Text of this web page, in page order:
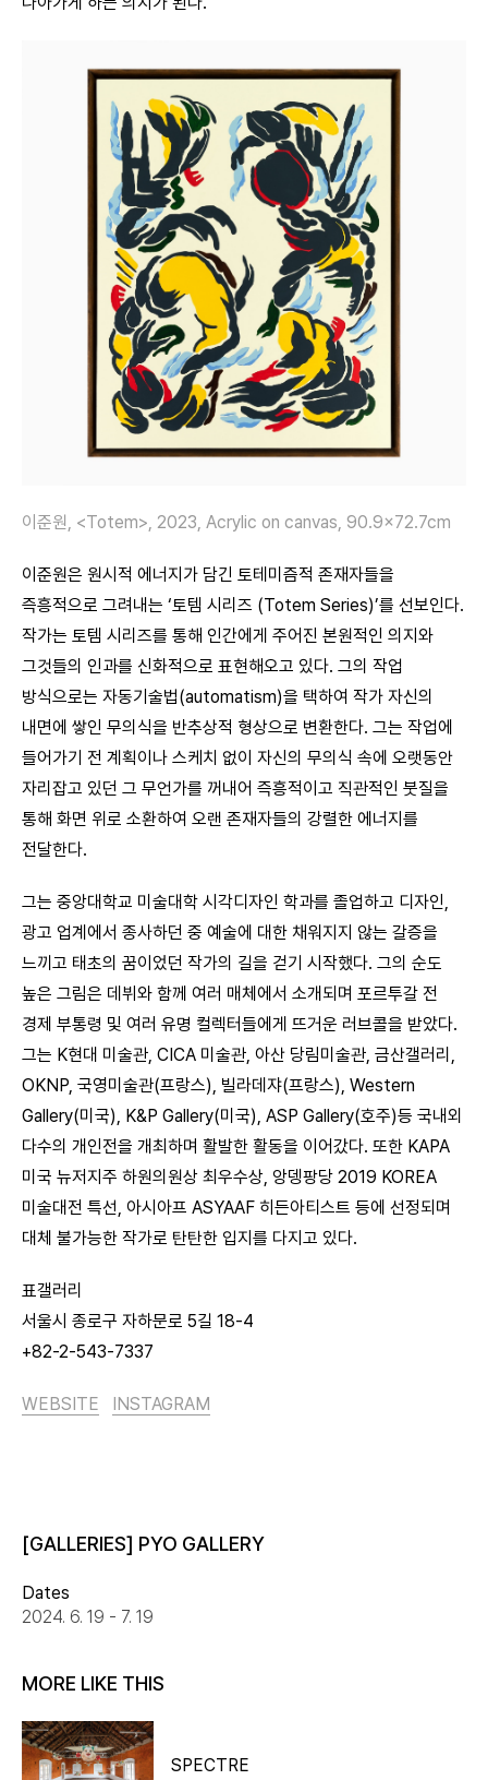
이준원, <Totem>, 2023, Acrylic on canvas, 90.9×72.7cm
이준원은 원시적 에너지가 담긴 토테미즘적 존재자들을
즉흥적으로 그려내는 ‘토템 시리즈 (Totem Series)’를 선보인다.
작가는 토템 시리즈를 통해 인간에게 주어진 본원적인 의지와
그것들의 인과를 신화적으로 표현해오고 있다. 그의 작업
방식으로는 자동기술법(automatism)을 택하여 작가 자신의
내면에 쌓인 무의식을 반추상적 형상으로 변환한다. 그는 작업에
들어가기 전 계획이나 스케치 없이 자신의 무의식 속에 오랫동안
자리잡고 있던 그 무언가를 꺼내어 즉흥적이고 직관적인 붓질을
통해 화면 위로 소환하여 오랜 존재자들의 강렬한 에너지를
전달한다.
그는 중앙대학교 미술대학 시각디자인 학과를 졸업하고 디자인,
광고 업계에서 종사하던 중 예술에 대한 채워지지 않는 갈증을
느끼고 태초의 꿈이었던 작가의 길을 걷기 시작했다. 그의 순도
높은 그림은 데뷔와 함께 여러 매체에서 소개되며 포르투갈 전
경제 부통령 및 여러 유명 컬렉터들에게 뜨거운 러브콜을 받았다.
그는 K현대 미술관, CICA 미술관, 아산 당림미술관, 금산갤러리,
OKNP, 국영미술관(프랑스), 빌라데쟈(프랑스), Western
Gallery(미국), K&P Gallery(미국), ASP Gallery(호주)등 국내외
다수의 개인전을 개최하며 활발한 활동을 이어갔다. 또한 KAPA
미국 뉴저지주 하원의원상 최우수상, 앙뎅팡당 2019 KOREA
미술대전 특선, 아시아프 ASYAAF 히든아티스트 등에 선정되며
대체 불가능한 작가로 탄탄한 입지를 다지고 있다.
표갤러리
서울시 종로구 자하문로 5길 18-4
+82-2-543-7337
WEBSITE INSTAGRAM
[GALLERIES] PYO GALLERY
Dates
2024. 6. 19 - 7. 19
MORE LIKE THIS
SPECTRE